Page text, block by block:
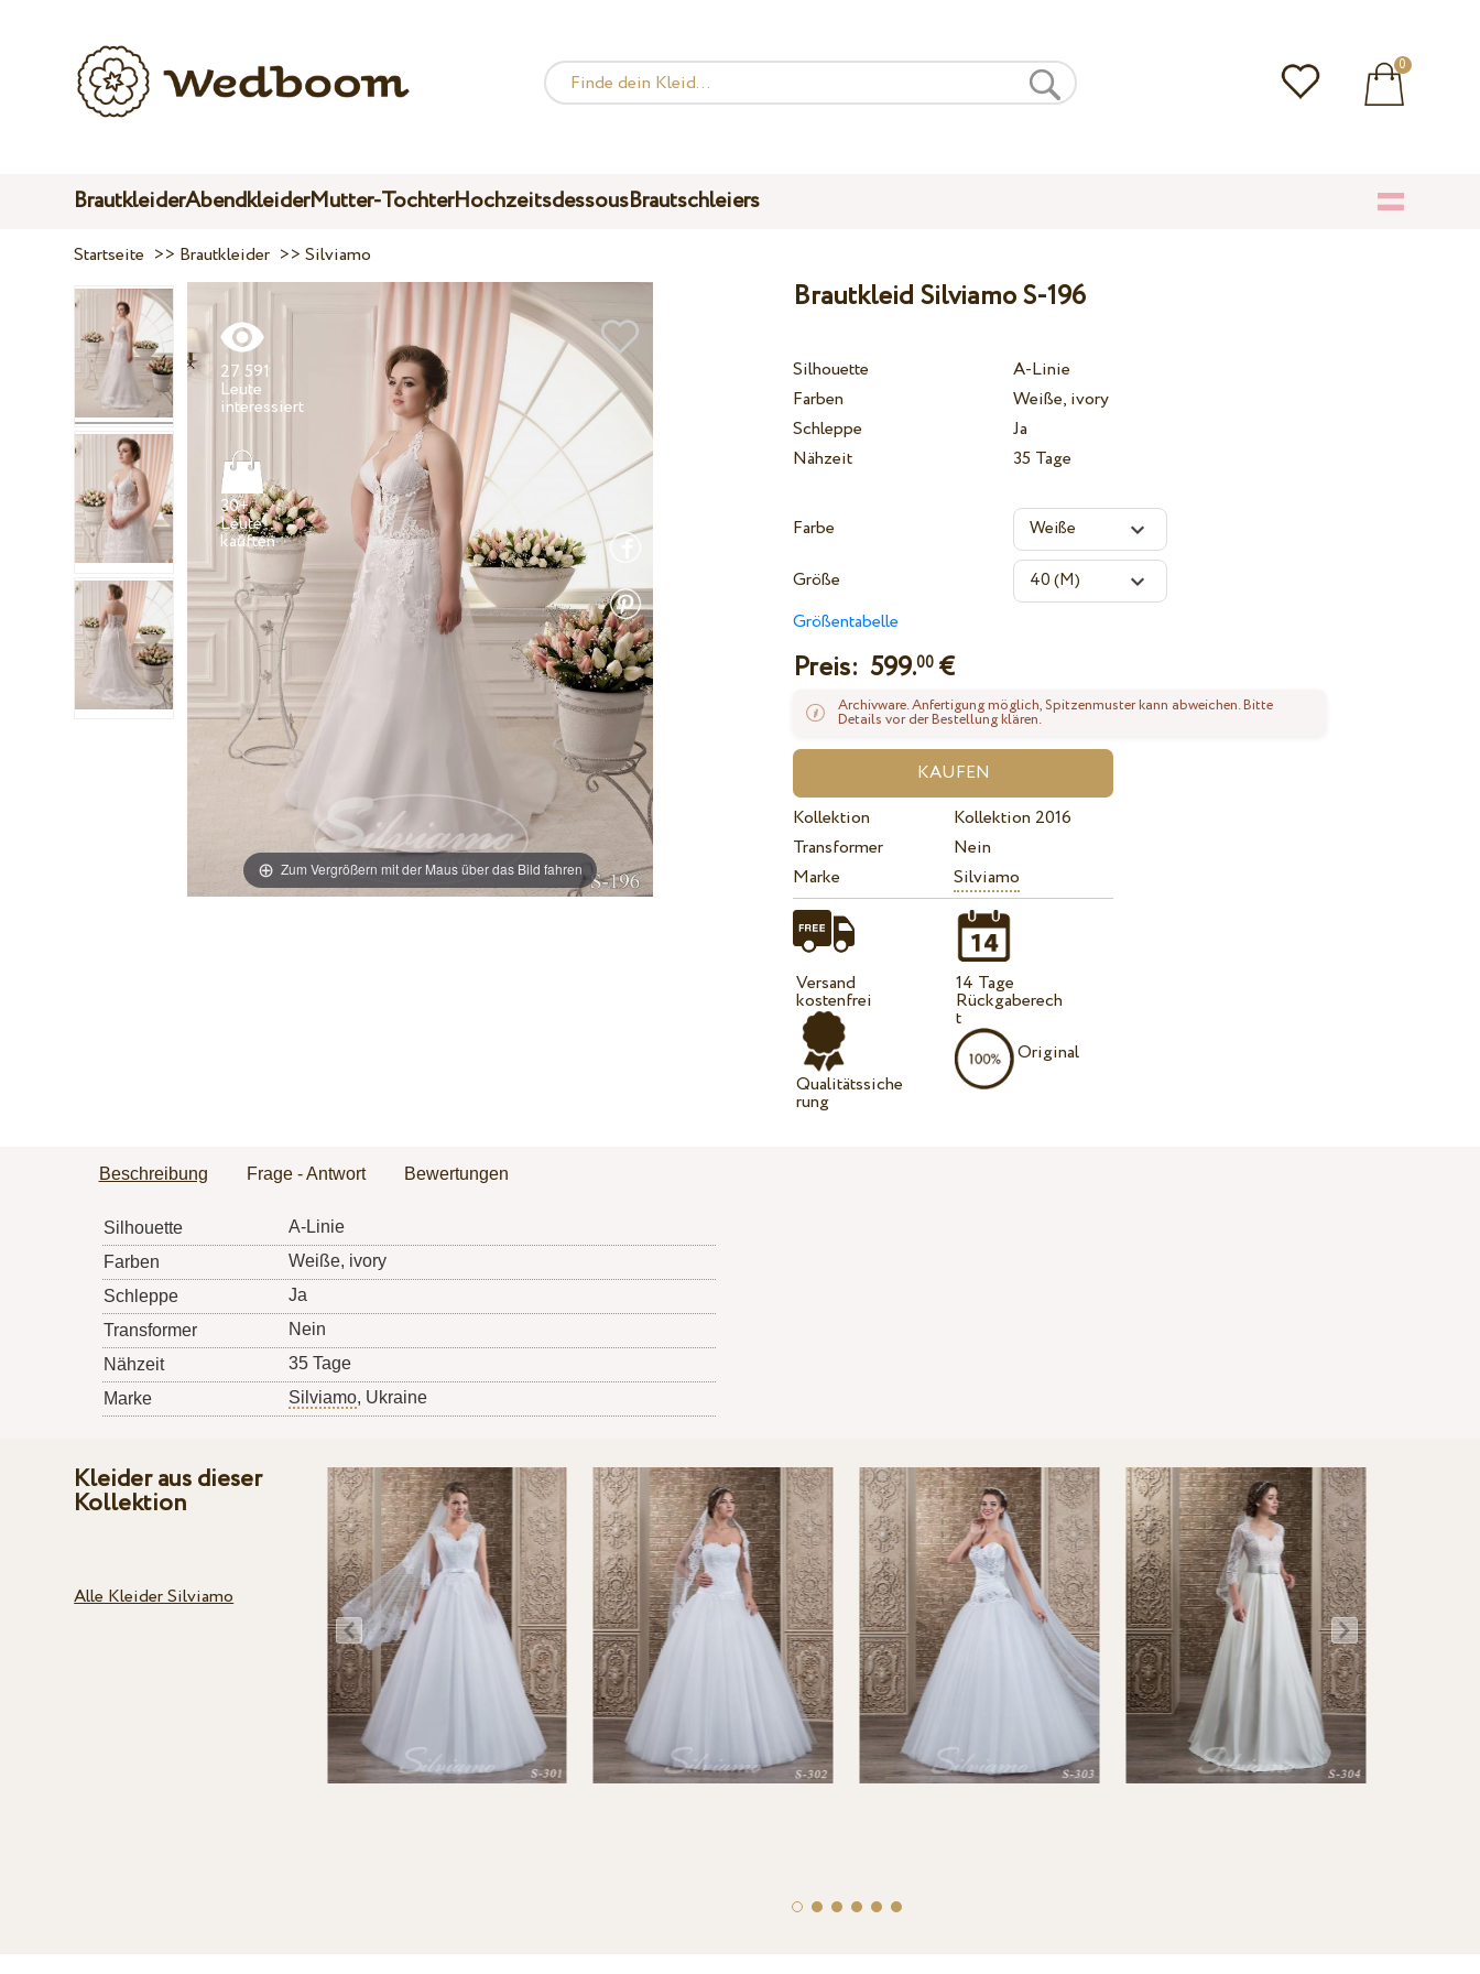
0
BrautkleiderAbendkleiderMutter-TochterHochzeitsdessousBrautschleiers
Startseite >> Brautkleider >>Silviamo
Zum Vergrößern mit der Maus über das Bild fahren
27 591
Leute
30+
Leute
kauften
Brautkleid Silviamo S-196
Silhouette
A-Linie
Farben
Weiße, ivory
Schleppe
Ja
Nähzeit
35 Tage
Farbe
Größe
Größentabelle
Preis: 599.00 €
Archivware. Anfertigung möglich, Spitzenmuster kann abweichen. Bitte
Details vor der Bestellung klären.
Kollektion
Kollektion 2016
Transformer
Nein
Marke
Silviamo
Versand
kostenfrei
Qualitätssiche
rung
14 Tage
Rückgaberech
t
Original
Beschreibung Frage - Antwort Bewertungen
Silhouette
A-Linie
Farben
Weiße, ivory
Schleppe
Ja
Transformer
Nein
Nähzeit
35 Tage
Marke
Silviamo, Ukraine
Kleider aus dieser
Kollektion
Alle Kleider Silviamo